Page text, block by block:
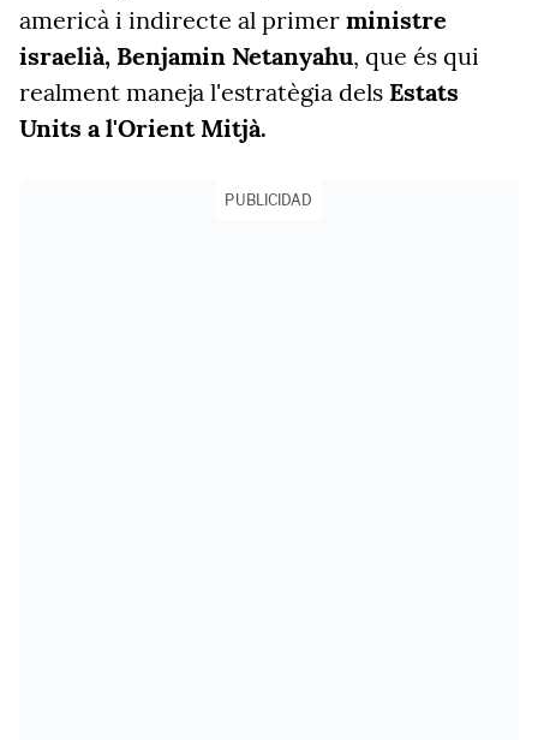
americà i indirecte al primer ministre
israelià, Benjamin Netanyahu, que és qui
realment maneja l'estratègia dels Estats
Units a l'Orient Mitjà.
PUBLICIDAD